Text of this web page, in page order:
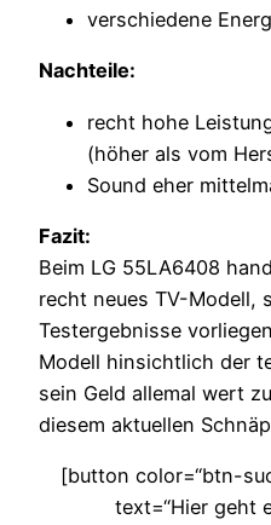
verschiedene
Nachteile:
recht hohe
(höher als vom
Sound eher
Fazit:
Beim LG 55LA6408
recht neues TV-Modell,
Testergebnisse
Modell hinsichtlich der
sein Geld allemal wert
diesem aktuellen
[button color=“btn-
text=“Hier geht